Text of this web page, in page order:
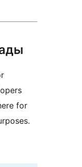
for